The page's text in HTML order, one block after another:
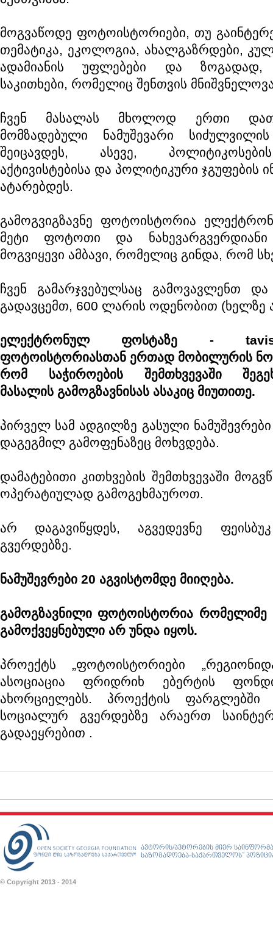
მოგვაწოდე ფოტოისტორიები, თუ
თემატიკა, ეკოლოგია, ახალგაზრდები,
ადამიანის უფლებები და ზოგადად,
საკითხები, რომელიც შენთვის
ჩვენ მასალას მხოლოდ ერთი
მომზადებული ნამუშევარი
შეიცავდეს, ასევე,
აქტივისტებისა და პოლიტიკური ჯგუფების
ატარებდეს.
გამოგვიგზავნე ფოტოისტორია
მეტი ფოტოთი და ნახევარგვერდიანი
მოგვიყევი ამბავი, რომელიც გინდა, რომ
ჩვენ გამარჯვებულსაც გამოვავლენთ
გადავცემთ, 600 ლარის ოდენობით (ხელზე
ელექტრონულ ფოსტაზე -
ფოტოისტორიასთან ერთად მობილურის
რომ საჭიროების შემთხვევაში
მასალის გამოგზავნისას ასაკიც მიუთითე.
პირველ სამ ადგილზე გასული
დაგეგმილ გამოფენაზეც მოხვდება.
დამატებითი კითხვების შემთხვევაში
ოპერატიულად გამოგეხმაუროთ.
არ დაგავიწყდეს, აგვედევნე
გვერდებზე.
ნამუშევრები 20 აგვისტომდე მიიღება.
გამოგზავნილი ფოტოისტორია რომელიმე
გამოქვეყნებული არ უნდა იყოს.
პროექტს „ფოტოისტორიები
ასოციაცია ფრიდრიხ ებერტის
ახორციელებს. პროექტის ფარგლებში
სოციალურ გვერდებზე არაერთ
გადაეყრებით .
ავტორის/ავტორების მიერ
საზოგადოება-საქართველოს”
© Copyright 2013 - 2014